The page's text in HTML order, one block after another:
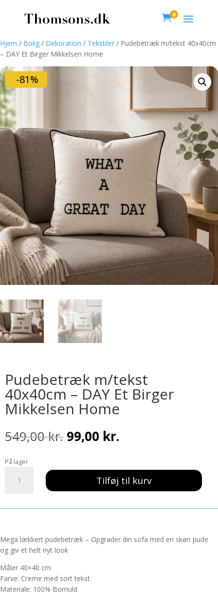
0
Hjem / Bolig / Dekoration / Tekstiler / Pudebetræk m/tekst 40x40cm
– DAY Et Birger Mikkelsen Home
-81%
Pudebetræk m/tekst
40x40cm – DAY Et Birger
Mikkelsen Home
549,00kr. Den
oprindelige
var:
549,00 kr..
99,00 kr.
er:
99,00 kr..
På lager
m/tekst
Birger
Mikkelsen
Home
antal
Tilføj til kurv
Mega lækkert pudebetræk – Opgrader din sofa med en skøn pude
og giv et helt nyt look
Måler 40×40 cm
Farve: Creme med sort tekst
Materiale: 100% Bomuld